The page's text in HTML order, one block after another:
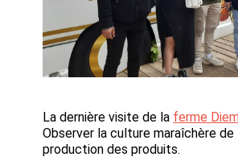
La dernière visite de la ferme
Observer la culture maraîchère
production des produits.